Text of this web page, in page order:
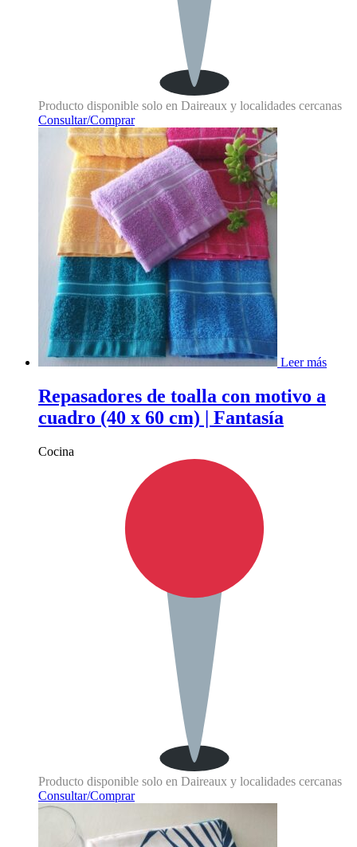
Producto disponible solo en Daireaux y localidades cercanas
Consultar/Comprar
Leer más
Repasadores de toalla con motivo a
cuadro (40 x 60 cm) | Fantasía
Cocina
Producto disponible solo en Daireaux y localidades cercanas
Consultar/Comprar